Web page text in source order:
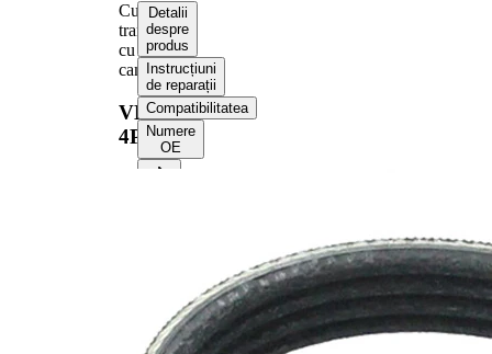
Curea
transmisie
cu
caneluri
VKMV
4PK835
Detalii
despre
produs
Instrucțiuni
de reparații
Compatibilitatea
Numere
OE
835 mm
14,24 mm
Culoare
negru
Numar
nervuri
4